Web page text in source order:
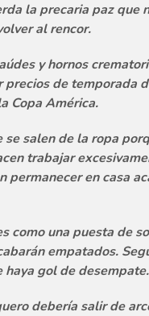
la precaria paz que
al rencor.
y hornos
precios de temporada
Copa América.
se salen de la ropa
trabajar
permanecer en casa
como una puesta de
empatados.
haya gol de desempate.
debería salir de